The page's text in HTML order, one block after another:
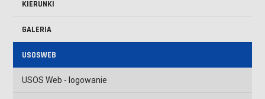
KIERUNKI
GALERIA
USOSWEB
USOS Web - logowanie